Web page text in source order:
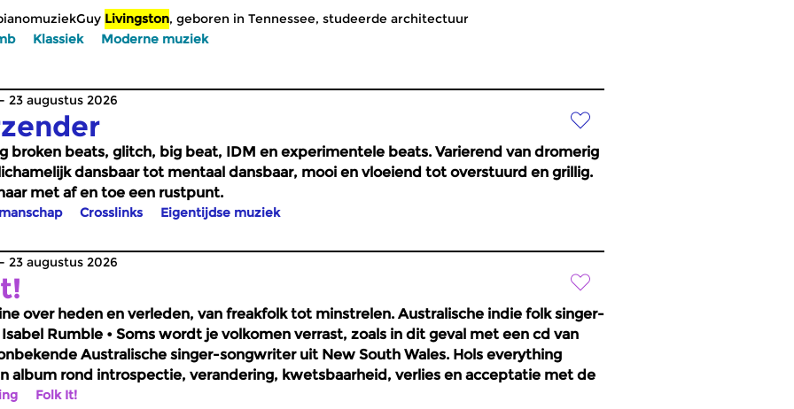
Guy Livingston, geboren in Tennessee, studeerde architectuur
Klassiek Moderne muziek
23 augustus 2026
broken beats, glitch, big beat, IDM en experimentele beats. Varierend van dromerig
dansbaar tot mentaal dansbaar, mooi en vloeiend tot overstuurd en grillig.
met af en toe een rustpunt.
Crosslinks Eigentijdse muziek
23 augustus 2026
over heden en verleden, van freakfolk tot minstrelen. Australische indie folk singer-
Rumble • Soms wordt je volkomen verrast, zoals in dit geval met een cd van
Australische singer-songwriter uit New South Wales. Hols everything
album rond introspectie, verandering, kwetsbaarheid, verlies en acceptatie met de
en rustgevende bron en met een vrouwelijke blik. Het is een intiem album
Folk It!